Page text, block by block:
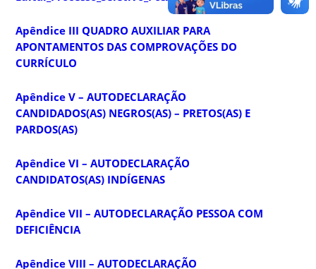
Apêndice III QUADRO AUXILIAR PARA
APONTAMENTOS DAS COMPROVAÇÕES DO
CURRÍCULO
Apêndice V – AUTODECLARAÇÃO
CANDIDADOS(AS) NEGROS(AS) – PRETOS(AS) E
PARDOS(AS)
Apêndice VI – AUTODECLARAÇÃO
CANDIDATOS(AS) INDÍGENAS
Apêndice VII – AUTODECLARAÇÃO PESSOA COM
DEFICIÊNCIA
Apêndice VIII – AUTODECLARAÇÃO